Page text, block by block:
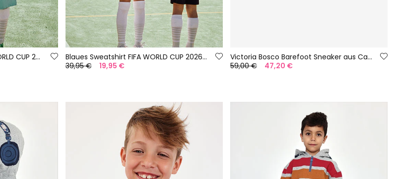
Marineblaues T-Shirt FIFA WORLD CUP 2026© X Boboli
Blaues Sweatshirt FIFA WORLD CUP 2026© X Boboli
39,95 €
19,95 €
Victoria Bosco Barefoot Sneaker aus Canvas in Aloegrün
59,00 €
47,20 €